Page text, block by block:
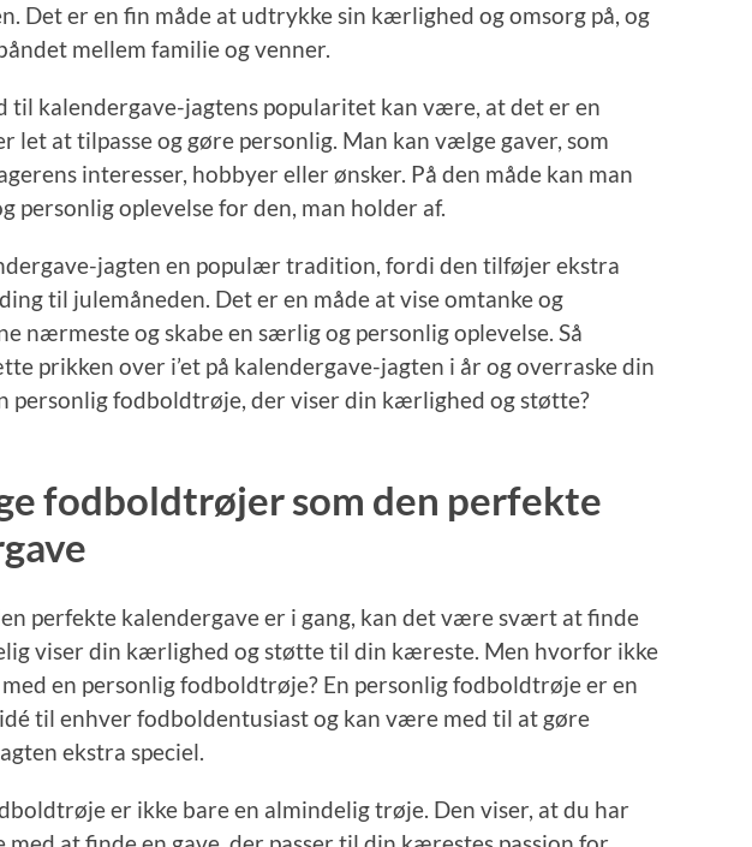
Det er en fin måde at udtrykke sin kærlighed og omsorg på, og
mellem familie og venner.
til kalendergave-jagtens popularitet kan være, at det er en
let at tilpasse og gøre personlig. Man kan vælge gaver, som
interesser, hobbyer eller ønsker. På den måde kan man
personlig oplevelse for den, man holder af.
jagten en populær tradition, fordi den tilføjer ekstra
til julemåneden. Det er en måde at vise omtanke og
nærmeste og skabe en særlig og personlig oplevelse. Så
prikken over i’et på kalendergave-jagten i år og overraske din
personlig fodboldtrøje, der viser din kærlighed og støtte?
fodboldtrøjer som den perfekte
perfekte kalendergave er i gang, kan det være svært at finde
viser din kærlighed og støtte til din kæreste. Men hvorfor ikke
en personlig fodboldtrøje? En personlig fodboldtrøje er en
til enhver fodboldentusiast og kan være med til at gøre
ekstra speciel.
er ikke bare en almindelig trøje. Den viser, at du har